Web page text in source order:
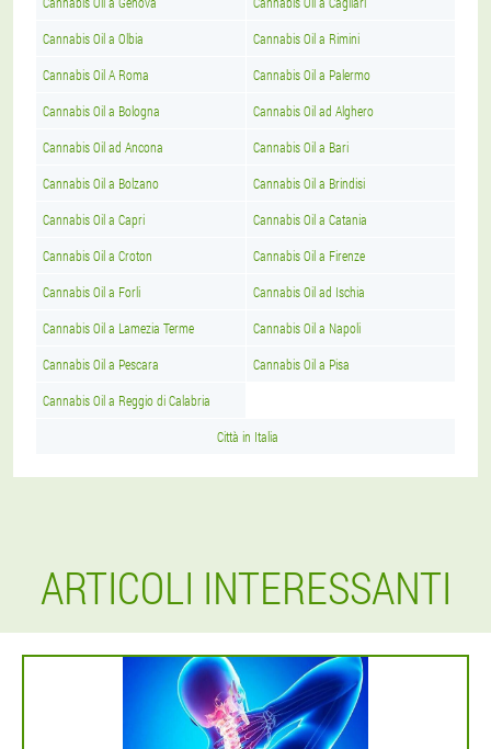
Cannabis Oil a Olbia Cannabis Oil a Rimini
Cannabis Oil A Roma Cannabis Oil a Palermo
Cannabis Oil a Bologna Cannabis Oil ad Alghero
Cannabis Oil ad Ancona Cannabis Oil a Bari
Cannabis Oil a Bolzano Cannabis Oil a Brindisi
Cannabis Oil a Capri Cannabis Oil a Catania
Cannabis Oil a Croton Cannabis Oil a Firenze
Cannabis Oil a Forli Cannabis Oil ad Ischia
Cannabis Oil a Lamezia Terme Cannabis Oil a Napoli
Cannabis Oil a Pescara Cannabis Oil a Pisa
Cannabis Oil a Reggio di Calabria
Città in Italia
ARTICOLI INTERESSANTI